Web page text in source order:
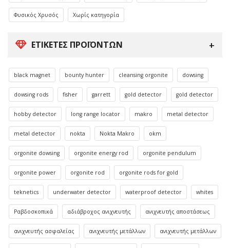
Φυσικός Χρυσός Χωρίς κατηγορία
ΕΤΙΚΈΤΕΣ ΠΡΟΪΌΝΤΩΝ
black magnet bounty hunter cleansing orgonite dowsing
dowsing rods fisher garrett gold detector gold detector
hobby detector long range locator makro metal detector
metal detector nokta Nokta Makro okm
orgonite dowsing orgonite energy rod orgonite pendulum
orgonite power orgonite rod orgonite rods for gold
teknetics underwater detector waterproof detector whites
Ραβδοσκοπικά αδιάβροχος ανιχνευτής ανιχνευτής αποστάσεως
ανιχνευτής ασφαλείας ανιχνευτής μετάλλων ανιχνευτής μετάλλων